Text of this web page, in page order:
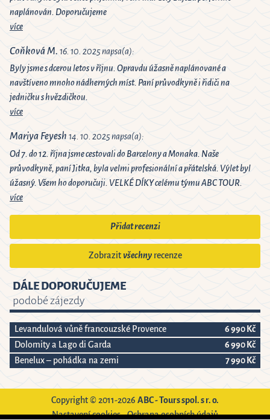
naplánován. Doporučujeme
více
Coňková M. 16. 10. 2025 napsa(a):
Byly jsme s dcerou letos v říjnu. Opravdu úžasně naplánované a
navštíveno mnoho nádherných míst. Paní průvodkyně i řidiči na
jedničku s hvězdičkou.
více
Mariya Feyesh 14. 10. 2025 napsa(a):
Od 7. do 12. října jsme cestovali do Barcelony a Monaka. Naše
průvodkyně, paní Jitka, byla velmi profesionální a přátelská. Výlet byl
úžasný. Všem ho doporučuji. VELKÉ DÍKY celému týmu ABC TOUR.
více
Přidat recenzi
Zobrazit všechnyrecenze
DÁLE DOPORUČUJEME
podobé zájezdy
Levandulová vůně francouzské Provence
6 990 Kč
Dolomity a Lago di Garda
6 990 Kč
Benelux – pohádka na zemi
7 990 Kč
Copyright © 2011-2026 ABC - Tours spol. s r. o.
Nastavení cookies-Ochrana osobních údajů